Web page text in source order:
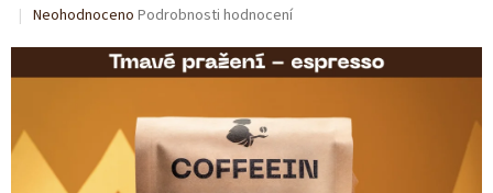
Průměrné
je
5
hvězdiček.
Neohodnoceno Podrobnosti hodnocení